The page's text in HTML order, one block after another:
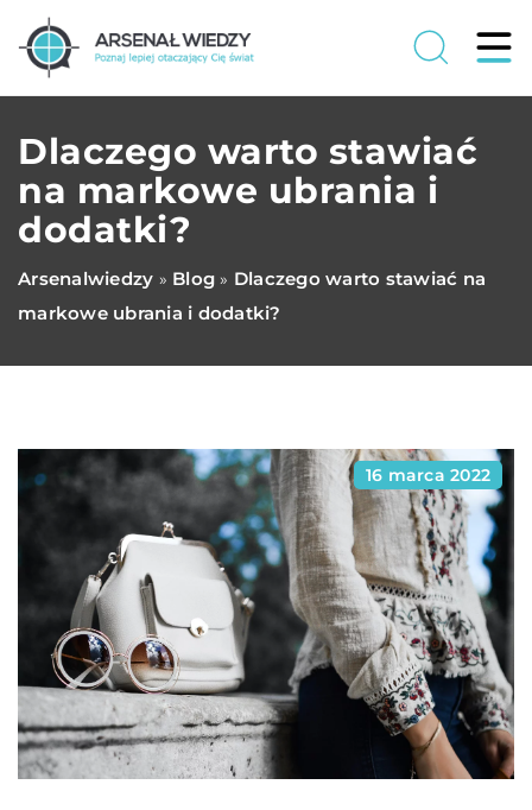
Dlaczego warto stawiać
na markowe ubrania i
dodatki?
Arsenalwiedzy » Blog » Dlaczego warto stawiać na
markowe ubrania i dodatki?
16 marca 2022